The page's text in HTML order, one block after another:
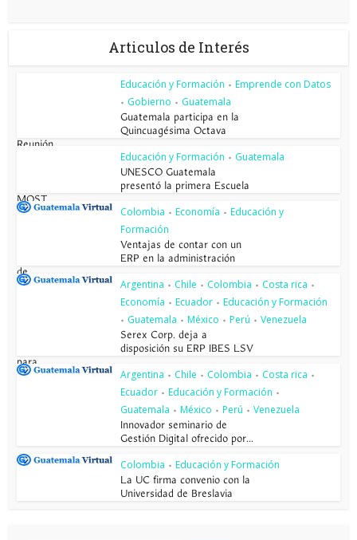
Articulos de Interés
Educación y Formación • Emprende con Datos
• Gobierno • Guatemala
Guatemala participa en la
Quincuagésima Octava
Reunión...
Educación y Formación • Guatemala
UNESCO Guatemala
presentó la primera Escuela
MOST
Colombia • Economía • Educación y
Formación
Ventajas de contar con un
ERP en la administración
de...
Argentina • Chile • Colombia • Costa rica •
Economía • Ecuador • Educación y Formación
• Guatemala • México • Perú • Venezuela
Serex Corp. deja a
disposición su ERP IBES LSV
para...
Argentina • Chile • Colombia • Costa rica •
Ecuador • Educación y Formación •
Guatemala • México • Perú • Venezuela
Innovador seminario de
Gestión Digital ofrecido por...
Colombia • Educación y Formación
La UC firma convenio con la
Universidad de Breslavia